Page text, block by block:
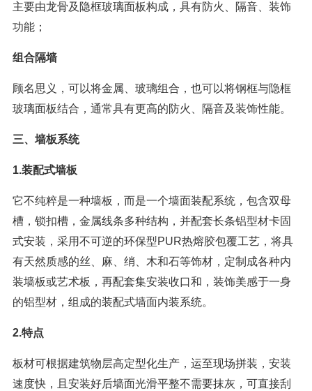
主要由龙骨及隐框玻璃面板构成，具有防火、隔音、装饰
功能；
组合隔墙
顾名思义，可以将金属、玻璃组合，也可以将钢框与隐框
玻璃面板结合，通常具有更高的防火、隔音及装饰性能。
三、墙板系统
1.装配式墙板
它不纯粹是一种墙板，而是一个墙面装配系统，包含双母
槽，锁扣槽，金属线条多种结构，并配套长条铝型材卡固
式安装，采用不可逆的环保型PUR热熔胶包覆工艺，将具
有天然质感的丝、麻、绡、木和石等饰材，定制成各种内
装墙板或艺术板，再配套集安装收口和，装饰美感于一身
的铝型材，组成的装配式墙面内装系统。
2.特点
板材可根据建筑物层高定型化生产，运至现场拼装，安装
速度快，且安装好后墙面光滑平整不需要抹灰，可直接刮